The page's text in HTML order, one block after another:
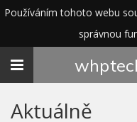
Používáním tohoto webu
správnou
Toggle
whp
Aktuálně